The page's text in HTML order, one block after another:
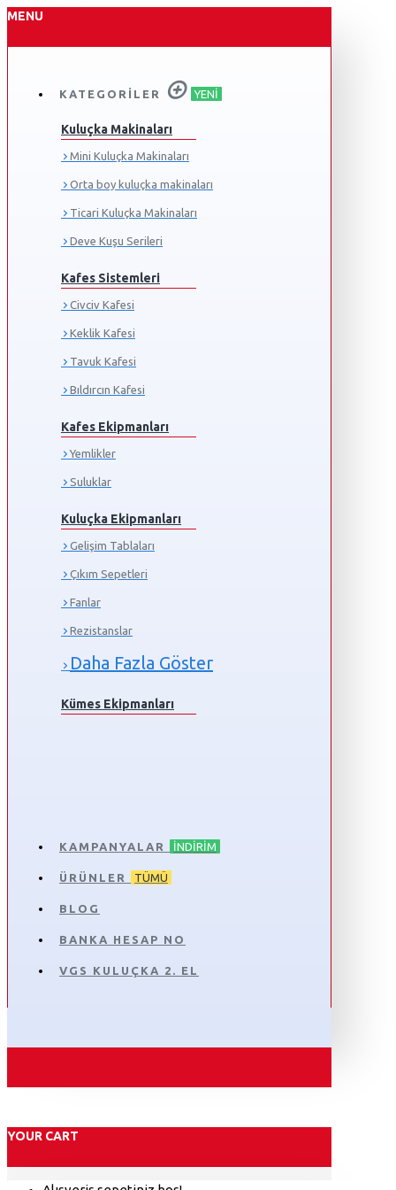
MENU
KATEGORILER YENI
Kuluçka Makinaları
Mini Kuluçka Makinaları
Orta boy kuluçka makinaları
Ticari Kuluçka Makinaları
Deve Kuşu Serileri
Kafes Sistemleri
Civciv Kafesi
Keklik Kafesi
Tavuk Kafesi
Bıldırcın Kafesi
Kafes Ekipmanları
Yemlikler
Suluklar
Kuluçka Ekipmanları
Gelişim Tablaları
Çıkım Sepetleri
Fanlar
Rezistanslar
Daha Fazla Göster
Kümes Ekipmanları
KAMPANYALAR İNDIRIM
ÜRÜNLER TÜMÜ
BLOG
BANKA HESAP NO
VGS KULUÇKA 2. EL
YOUR CART